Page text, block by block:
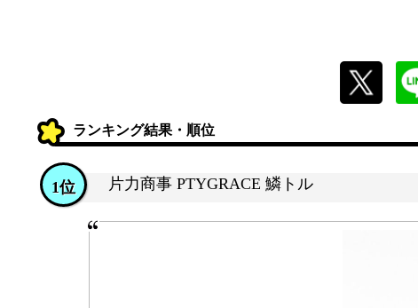
ランキング結果・順位
片力商事 PTYGRACE 鱗トル
1位